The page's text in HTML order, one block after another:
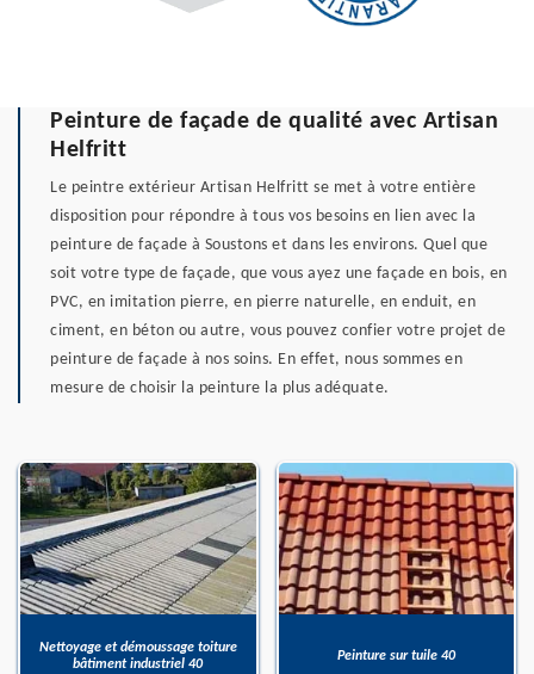
Peinture de façade de qualité avec Artisan
Helfritt
Le peintre extérieur Artisan Helfritt se met à votre entière
disposition pour répondre à tous vos besoins en lien avec la
peinture de façade à Soustons et dans les environs. Quel que
soit votre type de façade, que vous ayez une façade en bois, en
PVC, en imitation pierre, en pierre naturelle, en enduit, en
ciment, en béton ou autre, vous pouvez confier votre projet de
peinture de façade à nos soins. En effet, nous sommes en
mesure de choisir la peinture la plus adéquate.
Nettoyage et démoussage toiture
bâtiment industriel 40
Peinture sur tuile 40